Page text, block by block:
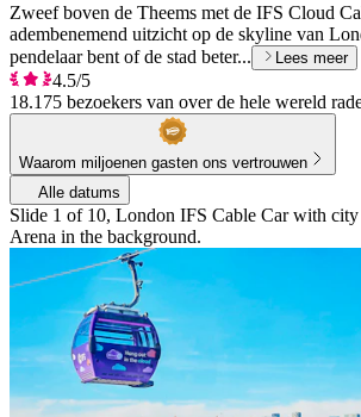
Zweef boven de Theems met de IFS Cloud
adembenemend uitzicht op de skyline van
pendelaar bent of de stad beter...
Lees meer
4.5/5
18.175 bezoekers van over de hele wereld
Waarom miljoenen gasten ons vertrouwen
Alle datums
Slide 1 of 10, London IFS Cable Car with
Arena in the background.